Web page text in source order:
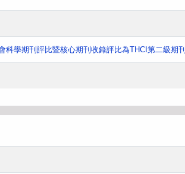
學期刊評比暨核心期刊收錄評比為THCI第二級期刊